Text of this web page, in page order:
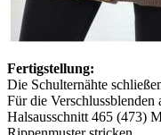
Fertigstellung:
Die Schulternähte
Für die
Halsausschnitt 465 (473)